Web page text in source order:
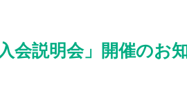
会説明会」開催のお